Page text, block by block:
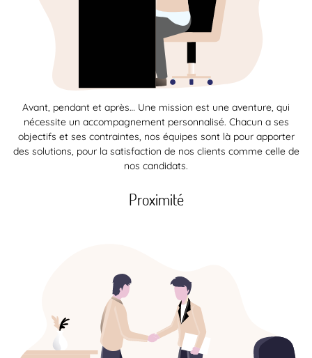
Avant, pendant et après… Une mission est une aventure, qui
nécessite un accompagnement personnalisé. Chacun a ses
objectifs et ses contraintes, nos équipes sont là pour apporter
des solutions, pour la satisfaction de nos clients comme celle de
nos candidats.
Proximité